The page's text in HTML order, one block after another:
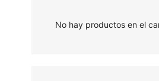
No hay productos en el